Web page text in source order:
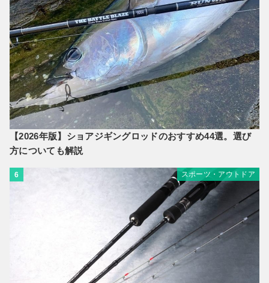
【2026年版】ショアジギングロッドのおすすめ44選。選び
方についても解説
6 スポーツ・アウトドア